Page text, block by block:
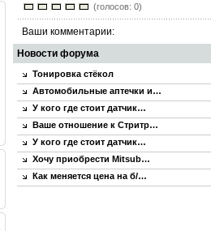
(голосов: 0)
Ваши комментарии:
Новости форума
Тонировка стёкол
Автомобильные аптечки и…
У кого где стоит датчик…
Ваше отношение к Стритр…
У кого где стоит датчик…
Хочу приобрести Mitsub…
Как меняется цена на б/…